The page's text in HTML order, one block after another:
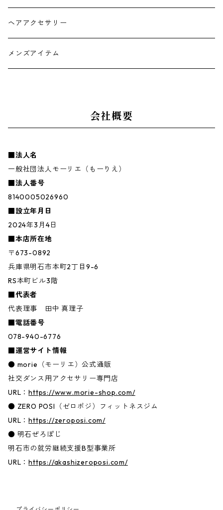
ヘアアクセサリー
メンズアイテム
会社概要
■法人名
一般社団法人モーリエ（もーりえ）
■法人番号
8140005026960
■設立年月日
2024年3月4日
■本店所在地
〒673-0892
兵庫県明石市本町2丁目9-6
RS本町ビル3階
■代表者
代表理事 田中 真理子
■電話番号
078-940-6776
■運営サイト情報
● morie（モーリエ）公式通販
社交ダンス用アクセサリー専門店
URL：https://www.morie-shop.com/
● ZERO POSI（ゼロポジ）フィットネスジム
URL：https://zeroposi.com/
● 明石ぜろぽじ
明石市の就労継続支援B型事業所
URL：https://akashizeroposi.com/